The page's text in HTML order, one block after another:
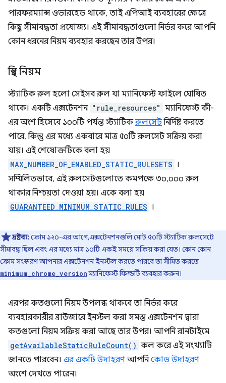
পারফরম্যান্স ওভারহেড থাকে, তাই এপিআই ব্যবহারের ক্ষেত্রে
কিছু সীমাবদ্ধতা প্রযোজ্য। এই সীমাবদ্ধতাগুলো নির্ভর করে আপনি
কোন ধরনের নিয়ম ব্যবহার করছেন তার উপর।
স্থির নিয়ম
স্ট্যাটিক রুল হলো সেইসব রুল যা ম্যানিফেস্ট ফাইলে ঘোষিত
থাকে। একটি এক্সটেনশন "rule_resources" ম্যানিফেস্ট কী-
এর অংশ হিসেবে ১০০টি পর্যন্ত স্ট্যাটিকরুলসেটনির্দিষ্ট করতে
পারে, কিন্তু এর মধ্যে একবারে মাত্র ৫০টি রুলসেট সক্রিয় করা
যায়। এই শেষোক্তটিকে বলা হয়
MAX_NUMBER_OF_ENABLED_STATIC_RULESETS ।
সম্মিলিতভাবে, এই রুলসেটগুলোতে কমপক্ষে ৩০,০০০ রুল
থাকার নিশ্চয়তা দেওয়া হয়। একে বলা হয়
GUARANTEED_MINIMUM_STATIC_RULES ।
দ্রষ্টব্য:ক্রোম ১২০-এর আগে, এক্সটেনশনগুলি মোট ৫০টি স্ট্যাটিক রুলসেটে
সীমাবদ্ধ ছিল এবং এর মধ্যে মাত্র ১০টি একই সময়ে সক্রিয় করা যেত। কোন কোন
ক্রোম সংস্করণ আপনার এক্সটেনশন ইনস্টল করতে পারবে তা সীমিত করতে
minimum_chrome_versionম্যানিফেস্ট ফিল্ডটি ব্যবহার করুন।
এরপর কতগুলো নিয়ম উপলব্ধ থাকবে তা নির্ভর করে
ব্যবহারকারীর ব্রাউজারে ইনস্টল করা সমস্ত এক্সটেনশন দ্বারা
কতগুলো নিয়ম সক্রিয় করা আছে তার উপর। আপনি রানটাইমে
getAvailableStaticRuleCount() কল করে এই সংখ্যাটি
জানতে পারবেন। এর একটি উদাহরণ আপনিকোড উদাহরণ
অংশে দেখতে পারেন।